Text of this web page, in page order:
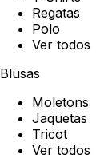
Regatas
Polo
Ver todos
Blusas
Moletons
Jaquetas
Tricot
Ver todos